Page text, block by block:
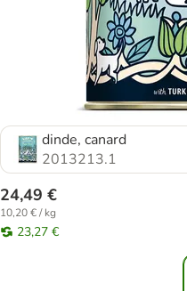
dinde, canard
2013213.1
24,49 €
10,20 € / kg
23,27 €